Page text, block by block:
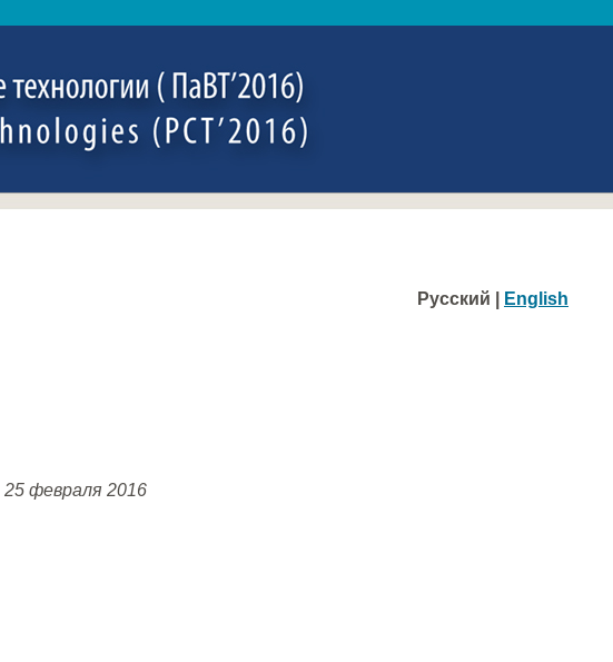
Русский | English
25 февраля 2016